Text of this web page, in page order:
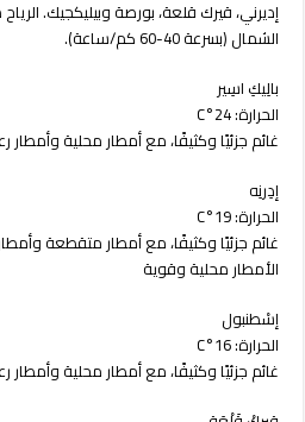
إديرني، قيرك قلعة، بورصة وبيليكجيك.
الشمال (بسرعة 40-60 كم/ساعة).
بالِيكِ اسِير
الحرارة: 24°C
غائم جزئيًا وكثيفًا، مع أمطار محلية وأمطار
إدِرنِه
الحرارة: 19°C
غائم جزئيًا وكثيفًا، مع أمطار متقطعة
الأمطار محلية وقوية
إسْطنبول
الحرارة: 16°C
غائم جزئيًا وكثيفًا، مع أمطار محلية وأمطار